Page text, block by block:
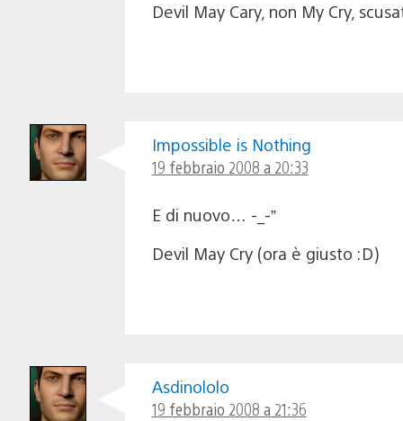
Devil May Cary, non My Cry,
Impossible is Nothing
19 febbraio 2008 a 20:33
E di nuovo… -_-”
Devil May Cry (ora è giusto :D)
Asdinololo
19 febbraio 2008 a 21:36